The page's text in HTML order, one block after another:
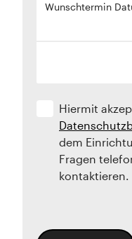
Wunschtermin
Hiermit
dem
Fragen
kontaktieren.